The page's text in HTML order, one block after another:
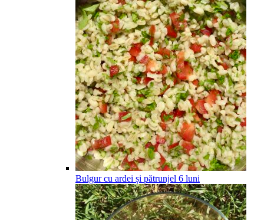
Bulgur cu ardei și pătrunjel 6 luni